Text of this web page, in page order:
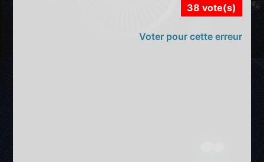
38 vote(s)
Voter pour cette erreur